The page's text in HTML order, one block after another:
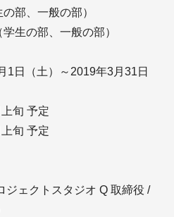
部、一般の部）
生の部、一般の部）
1日（土）～2019年3月31日
旬 予定
旬 予定
ジェクトスタジオ Q 取締役 /